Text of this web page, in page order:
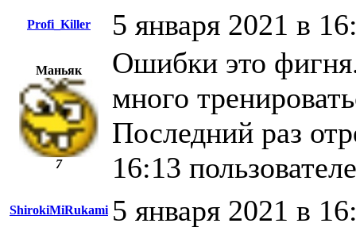
Profi_Killer 5 января 2021 в
Маньяк
7
Ошибки это
много
Последний раз
16:13
ShirokiMiRukami 5 января 2021 в